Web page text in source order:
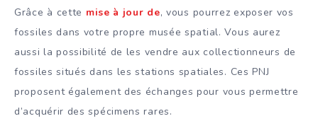
Grâce à cette mise à jour de, vous pourrez exposer vos
fossiles dans votre propre musée spatial. Vous aurez
aussi la possibilité de les vendre aux collectionneurs de
fossiles situés dans les stations spatiales. Ces PNJ
proposent également des échanges pour vous permettre
d’acquérir des spécimens rares.